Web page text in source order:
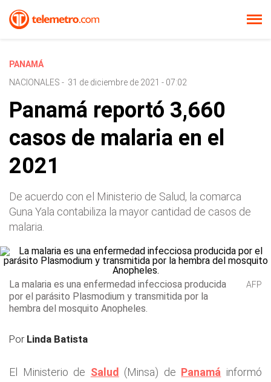
PANAMÁ
NACIONALES - 31 de diciembre de 2021 - 07:02
Panamá reportó 3,660
casos de malaria en el
2021
De acuerdo con el Ministerio de Salud, la comarca
Guna Yala contabiliza la mayor cantidad de casos de
malaria.
La malaria es una enfermedad infecciosa producida
por el parásito Plasmodium y transmitida por la
hembra del mosquito Anopheles.
AFP
Por Linda Batista
El Ministerio de Salud (Minsa) de Panamá informó